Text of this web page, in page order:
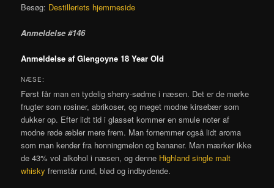
Besøg: Destilleriets hjemmeside
Anmeldelse #146
Anmeldelse af Glengoyne 18 Year Old
NÆSE:
Først får man en tydelig sherry-sødme i næsen. Det er de mørke
frugter som rosiner, abrikoser, og meget modne kirsebær som
dukker op. Efter lidt tid i glasset kommer en smule noter af
modne røde æbler mere frem. Man fornemmer også lidt aroma
som man kender fra honningmelon og bananer. Man mærker ikke
de 43% vol alkohol i næsen, og denne Highland single malt
whisky fremstår rund, blød og indbydende.